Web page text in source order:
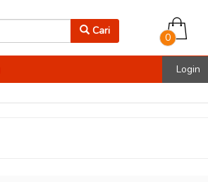
Cari
0
Login